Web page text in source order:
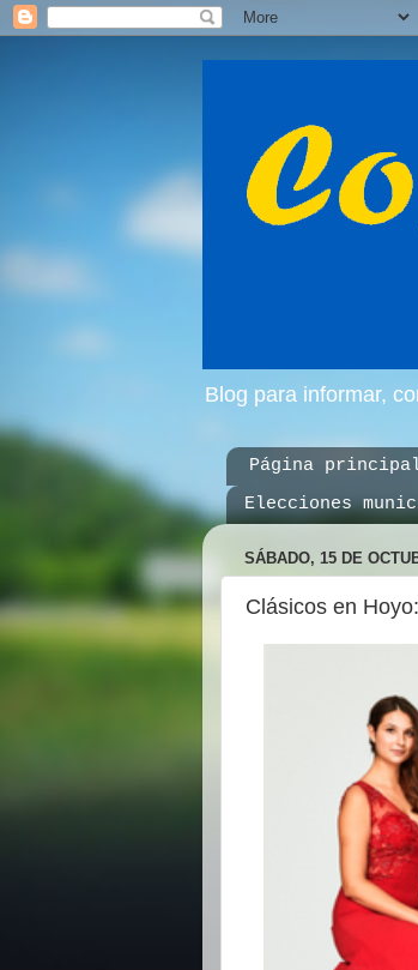
Blog para informar,
Página
Elecciones
SÁBADO, 15 DE
Clásicos en